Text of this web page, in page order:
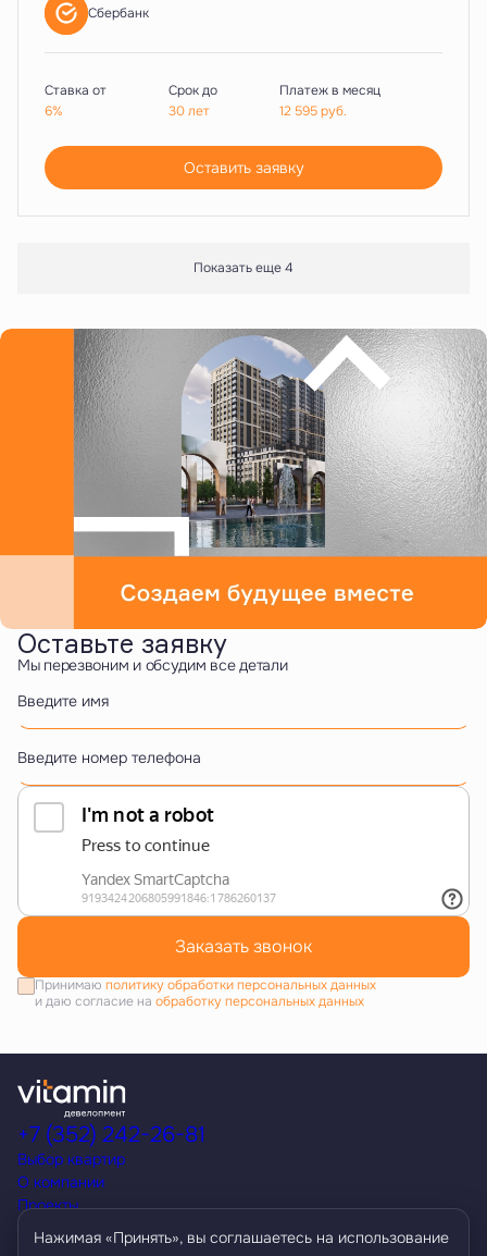
Сбербанк
Ставка от
6%
Срок до
30 лет
Платеж в месяц
12 595руб.
Оставить заявку
Показать еще 4
Оставьте заявку
Мы перезвоним и обсудим все детали
Введите имя
Введите номер телефона
Заказать звонок
Принимаю политику обработки персональных данных
и даю согласие на обработку персональных данных
Выбор квартир
О компании
Проекты
Акции
Способы покупки
+7 (352) 242-26-81
Нажимая «Принять», вы соглашаетесь на использование